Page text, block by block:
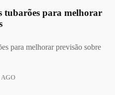
tubarões para melhorar
para melhorar previsão sobre
AGO